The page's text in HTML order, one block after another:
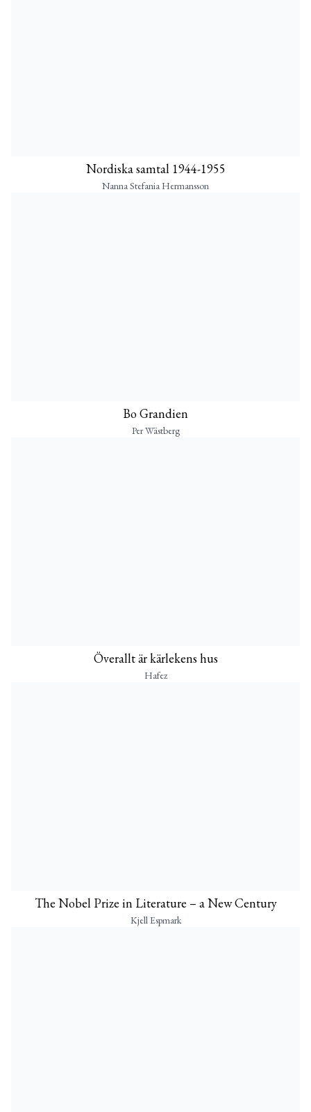
Nordiska samtal 1944-1955
Nanna Stefania Hermansson
Bo Grandien
Per Wästberg
Överallt är kärlekens hus
Hafez
The Nobel Prize in Literature – a New Century
Kjell Espmark